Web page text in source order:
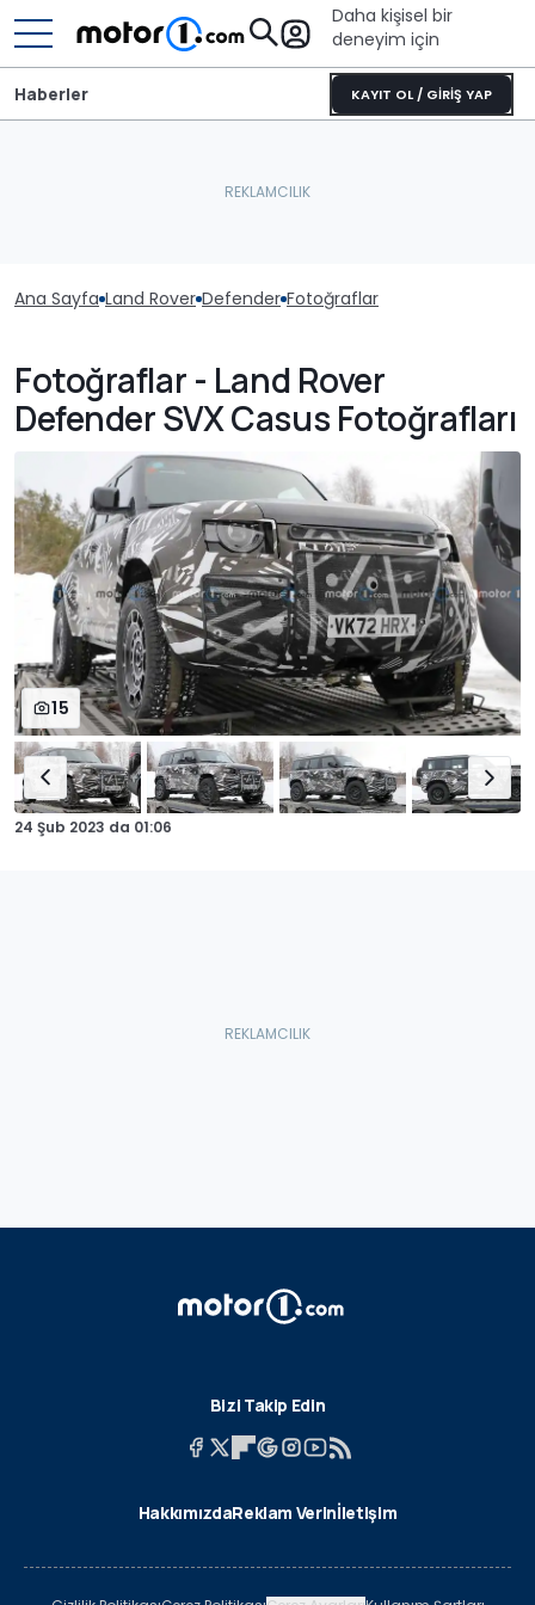
Daha kişisel bir
deneyim için
KAYIT OL / GİRİŞ YAP
Haberler
Ana Sayfa Land Rover Defender Fotoğraflar
Fotoğraflar - Land Rover
Defender SVX Casus Fotoğrafları
15
24 Şub 2023 da 01:06
Bizi Takip Edin
HakkımızdaReklam Verinİletişim